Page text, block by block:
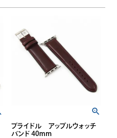
ブライドル アップルウォッチ
バンド 40mm